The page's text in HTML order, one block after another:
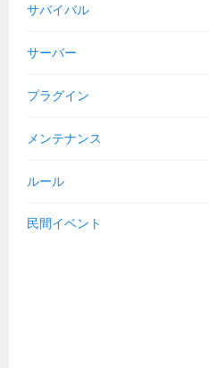
サバイバル
サーバー
プラグイン
メンテナンス
ルール
民間イベント